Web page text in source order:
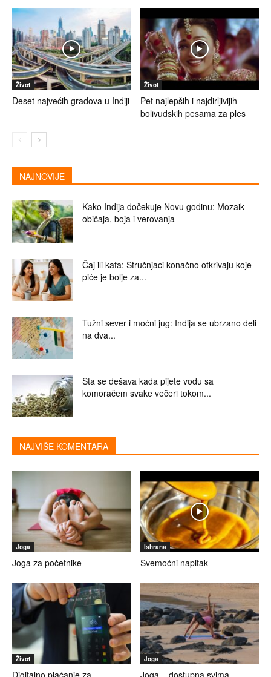
Život
Deset najvećih gradova u Indiji
Život
Pet najlepših i najdirljivijih
bolivudskih pesama za ples
NAJNOVIJE
Kako Indija dočekuje Novu godinu: Mozaik
običaja, boja i verovanja
Čaj ili kafa: Stručnjaci konačno otkrivaju koje
piće je bolje za...
Tužni sever i moćni jug: Indija se ubrzano deli
na dva...
Šta se dešava kada pijete vodu sa
komoračem svake večeri tokom...
NAJVIŠE KOMENTARA
Joga
Joga za početnike
Ishrana
Svemoćni napitak
Život Joga